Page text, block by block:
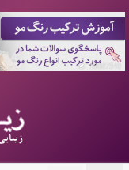
10087940